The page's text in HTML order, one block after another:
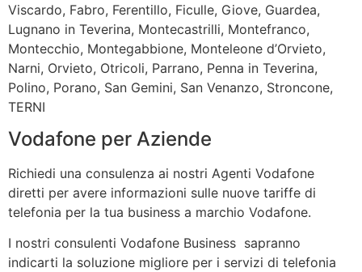
Viscardo, Fabro, Ferentillo, Ficulle, Giove, Guardea,
Lugnano in Teverina, Montecastrilli, Montefranco,
Montecchio, Montegabbione, Monteleone d’Orvieto,
Narni, Orvieto, Otricoli, Parrano, Penna in Teverina,
Polino, Porano, San Gemini, San Venanzo, Stroncone,
TERNI
Vodafone per Aziende
Richiedi una consulenza ai nostri Agenti Vodafone
diretti per avere informazioni sulle nuove tariffe di
telefonia per la tua business a marchio Vodafone.
I nostri consulenti Vodafone Business sapranno
indicarti la soluzione migliore per i servizi di telefonia